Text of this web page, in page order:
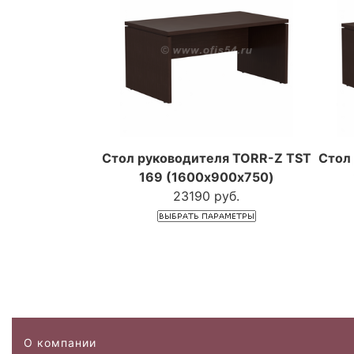
Стол руководителя TORR-Z TST
169 (1600х900х750)
23190 руб.
Стол
О компании